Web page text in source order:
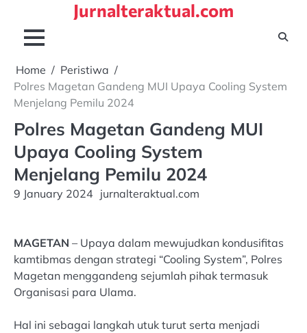
content
Jurnalteraktual.com
Home
Peristiwa
Polres Magetan Gandeng MUI Upaya Cooling System
Menjelang Pemilu 2024
Polres Magetan Gandeng MUI
Upaya Cooling System
Menjelang Pemilu 2024
9 January 2024 jurnalteraktual.com
MAGETAN – Upaya dalam mewujudkan kondusifitas
kamtibmas dengan strategi “Cooling System”, Polres
Magetan menggandeng sejumlah pihak termasuk
Organisasi para Ulama.
Hal ini sebagai langkah utuk turut serta menjadi